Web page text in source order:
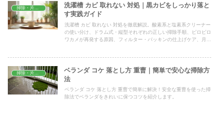
洗濯槽 カビ 取れない 対処｜黒カビをしっかり落と
す実践ガイド
洗濯槽 カビ 取れない 対処を徹底解説。酸素系と塩素系クリーナー
の使い分け、ドラム式・縦型それぞれの正しい掃除手順、ピロピロ
ワカメが再発する原因、フィルター・パッキンの仕上げケア、月1
ベランダ コケ 落とし方 重曹｜簡単で安心な掃除方
法
ベランダ コケ 落とし方 重曹で簡単に解決！安全な重曹を使った掃
除法でベランダをきれいに保つコツを紹介します。